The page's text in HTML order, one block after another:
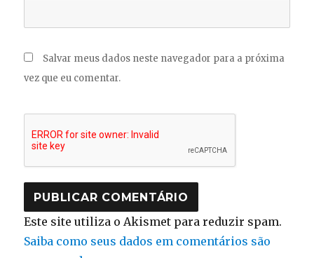
Salvar meus dados neste navegador para a próxima
vez que eu comentar.
Este site utiliza o Akismet para reduzir spam.
Saiba como seus dados em comentários são